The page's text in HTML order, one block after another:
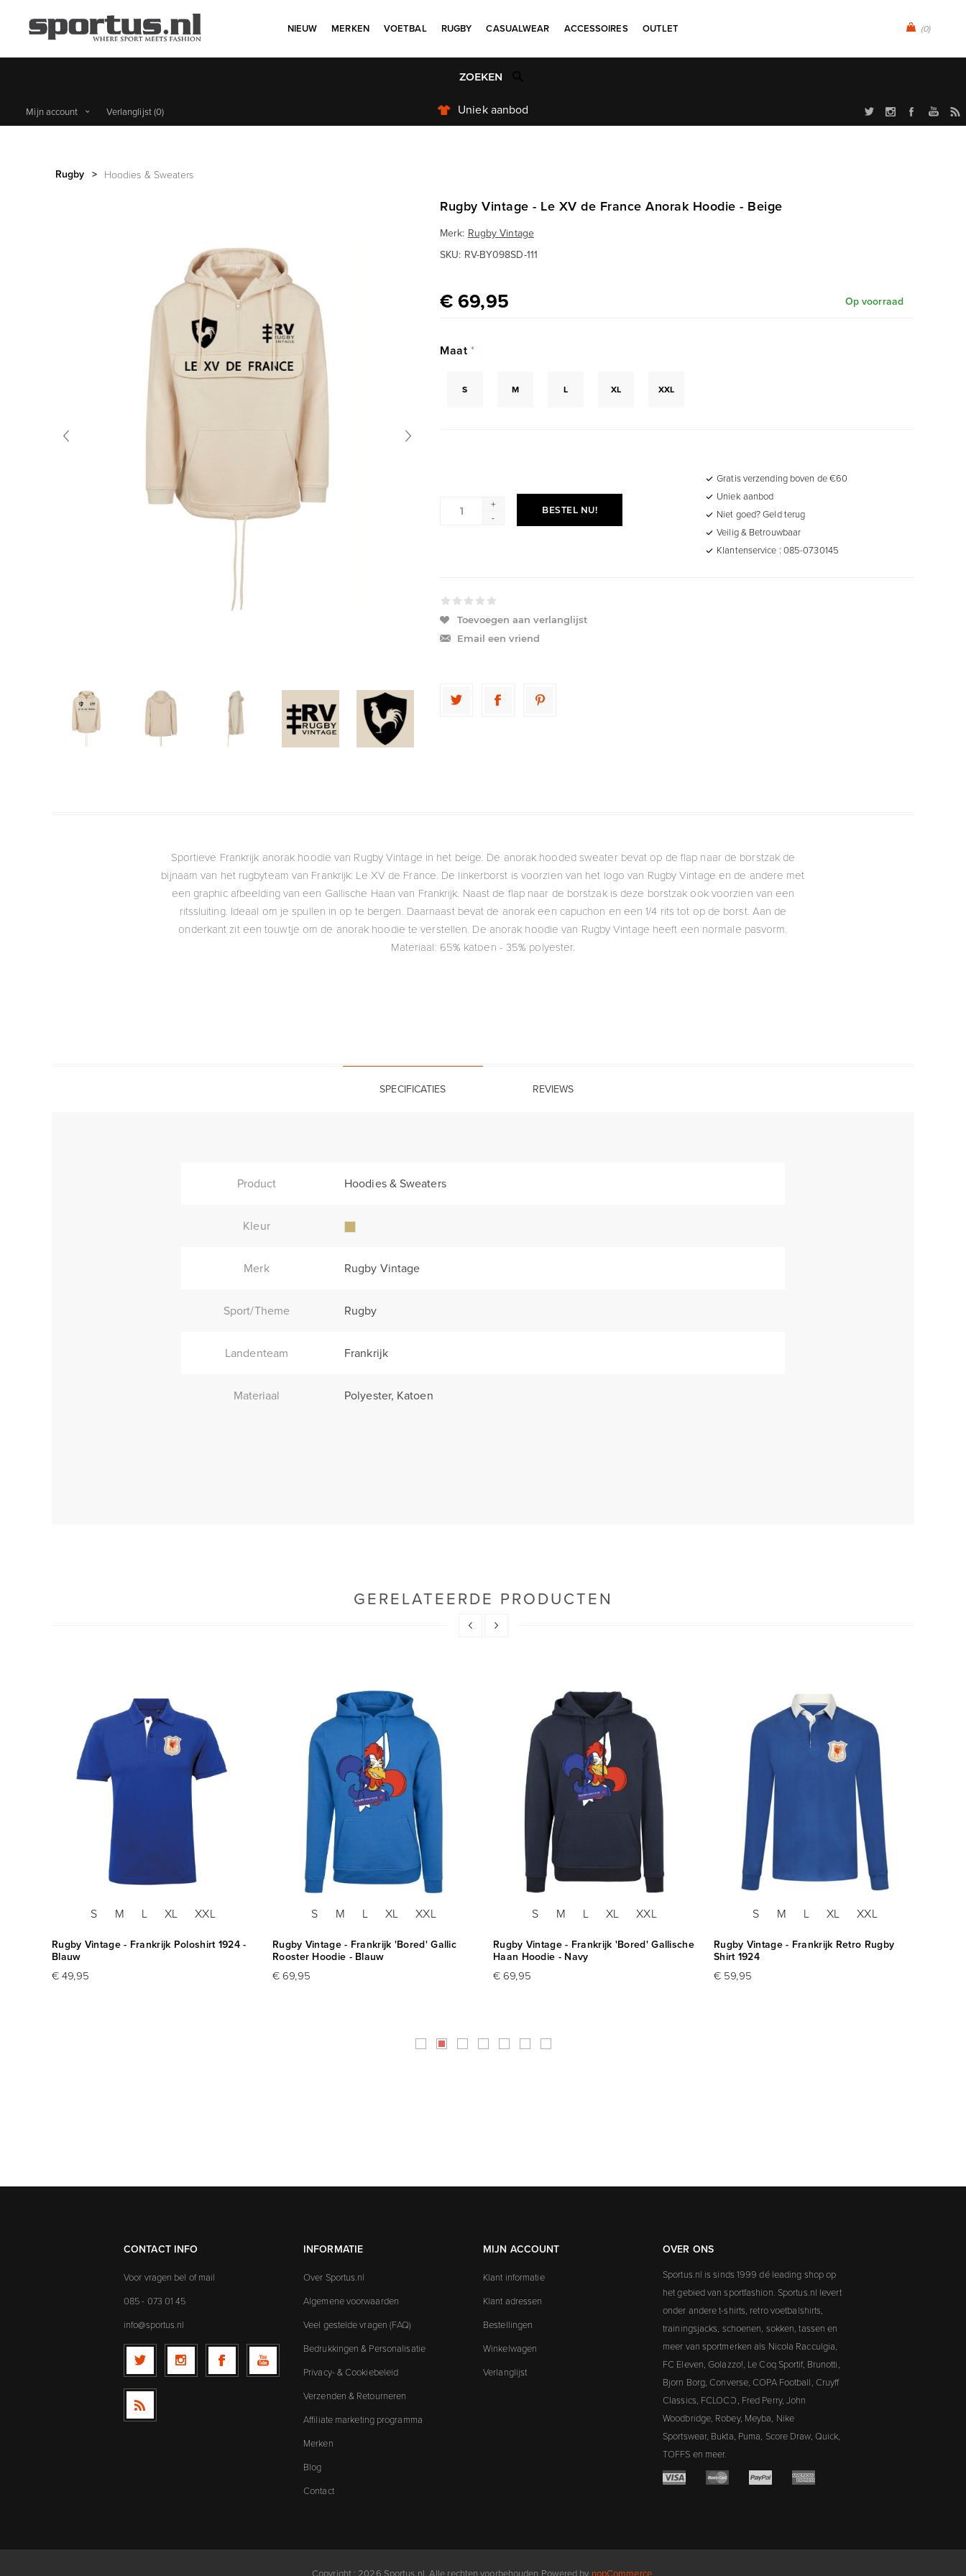
(0)
NIEUW MERKEN VOETBAL RUGBY CASUALWEAR ACCESSOIRES OUTLET
Niet goed? Geld terug
Mijn account Verlanglijst(0)
Rugby > Hoodies & Sweaters
Rugby Vintage - Le XV de France Anorak Hoodie - Beige
Merk: Rugby Vintage
SKU: RV-BY098SD-111
€ 69,95 Op voorraad
Maat *
S M L XL XXL
+
-
BESTEL NU!
Gratis verzending boven de €60
Uniek aanbod
Niet goed? Geld terug
Veilig & Betrouwbaar
Klantenservice : 085-0730145
Toevoegen aan verlanglijst
Email een vriend
Sportieve Frankrijk anorak hoodie van Rugby Vintage in het beige. De anorak hooded sweater bevat op de flap naar de borstzak de
bijnaam van het rugbyteam van Frankrijk: Le XV de France. De linkerborst is voorzien van het logo van Rugby Vintage en de andere met
een graphic afbeelding van een Gallische Haan van Frankrijk. Naast de flap naar de borstzak is deze borstzak ook voorzien van een
ritssluiting. Ideaal om je spullen in op te bergen. Daarnaast bevat de anorak een capuchon en een 1/4 rits tot op de borst. Aan de
onderkant zit een touwtje om de anorak hoodie te verstellen. De anorak hoodie van Rugby Vintage heeft een normale pasvorm.
Materiaal: 65% katoen - 35% polyester.
SPECIFICATIES REVIEWS
Product Hoodies & Sweaters
Kleur
Merk Rugby Vintage
Sport/Theme Rugby
Landenteam Frankrijk
Materiaal Polyester, Katoen
GERELATEERDE PRODUCTEN
S M L XL XXL
Rugby Vintage - Frankrijk Poloshirt 1924 -
Blauw
€ 49,95
S M L XL XXL
Rugby Vintage - Frankrijk 'Bored' Gallic
Rooster Hoodie - Blauw
€ 69,95
S M L XL XXL
Rugby Vintage - Frankrijk 'Bored' Gallische
Haan Hoodie - Navy
€ 69,95
S M L XL XXL
Rugby Vintage - Frankrijk Retro Rugby
Shirt 1924
€ 59,95
CONTACT INFO
Voor vragen bel of mail
085 - 073 01 45
info@sportus.nl
INFORMATIE
Over Sportus.nl
Algemene voorwaarden
Veel gestelde vragen (FAQ)
Bedrukkingen & Personalisatie
Privacy- & Cookiebeleid
Verzenden & Retourneren
Affiliate marketing programma
Merken
Blog
Contact
MIJN ACCOUNT
Klant informatie
Klant adressen
Bestellingen
Winkelwagen
Verlanglijst
OVER ONS
Sportus.nl is sinds 1999 dé leading shop op
het gebied van sportfashion. Sportus.nl levert
onder andere t-shirts, retro voetbalshirts,
trainingsjacks, schoenen, sokken, tassen en
meer van sportmerken als Nicola Racculgia,
FC Eleven, Golazzo!, Le Coq Sportif, Brunotti,
Bjorn Borg, Converse, COPA Football, Cruyff
Classics, FCLOCO, Fred Perry, John
Woodbridge, Robey, Meyba, Nike
Sportswear, Bukta, Puma, Score Draw, Quick,
TOFFS en meer.
Copyright ; 2026 Sportus.nl. Alle rechten voorbehouden Powered by nopCommerce